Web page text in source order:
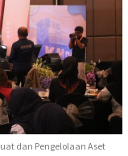
dan Pengelolaan Aset